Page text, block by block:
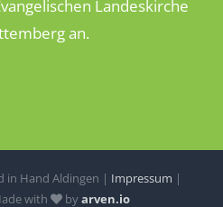
Landeskirche
an.
in Hand Aldingen | Impressum |
with byarven.io